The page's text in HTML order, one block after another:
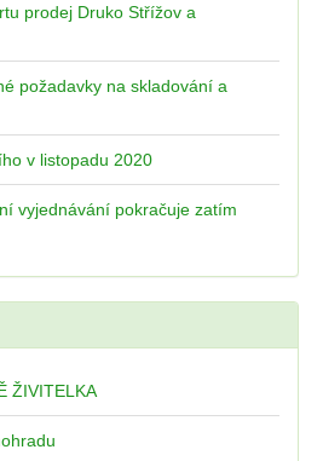
prodej Druko Střížov a
požadavky na skladování a
v listopadu 2020
vyjednávání pokračuje zatím
ŽIVITELKA